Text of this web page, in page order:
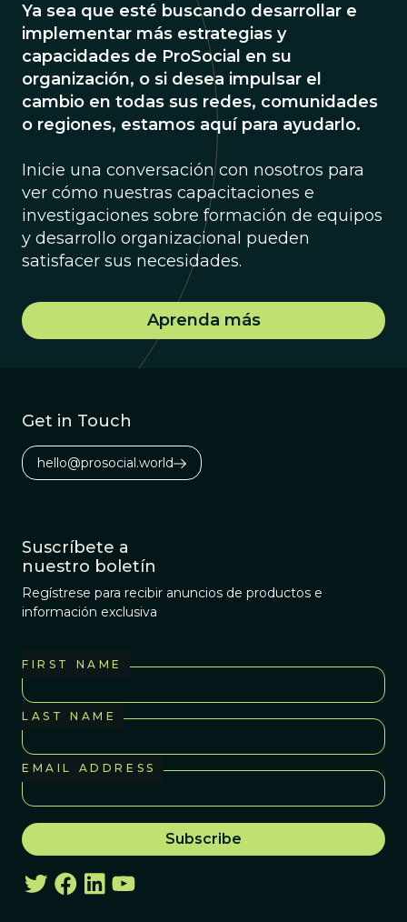
Ya sea que esté buscando desarrollar e
implementar más estrategias y
capacidades de ProSocial en su
organización, o si desea impulsar el
cambio en todas sus redes, comunidades
o regiones, estamos aquí para ayudarlo.
Inicie una conversación con nosotros para
ver cómo nuestras capacitaciones e
investigaciones sobre formación de equipos
y desarrollo organizacional pueden
satisfacer sus necesidades.
Aprenda más
Get in Touch
hello@prosocial.world
Suscríbete a
nuestro boletín
Regístrese para recibir anuncios de productos e
información exclusiva
FIRST NAME
LAST NAME
EMAIL ADDRESS